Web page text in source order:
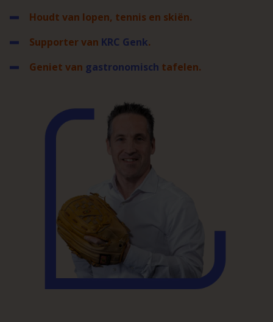
Houdt van lopen, tennis en skiën.
Supporter van KRC Genk.
Geniet van gastronomisch tafelen.